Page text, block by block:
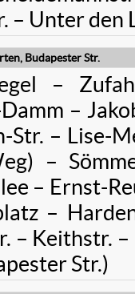
– Unter den
Budapester Str.
–
–
Str. – Lise-
–
– Ernst-
–
– Keithstr.
Str.)